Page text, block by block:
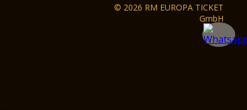
© 2026 RM EUROPA TICKET
GmbH